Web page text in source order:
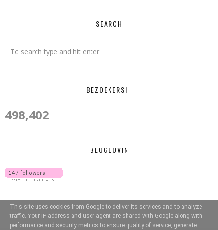
SEARCH
BEZOEKERS!
498,402
BLOGLOVIN
This site uses cookies from Google to deliver its services and to analyze
traffic. Your IP address and user-agent are shared with Google along with
performance and security metrics to ensure quality of service, generate